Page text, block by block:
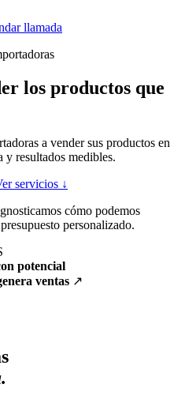
llamada
los productos que
a vender sus productos en
y resultados medibles.
servicios ↓
cómo podemos
personalizado.
potencial
ventas ↗